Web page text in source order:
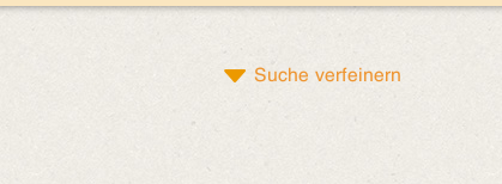
Suche verfeinern